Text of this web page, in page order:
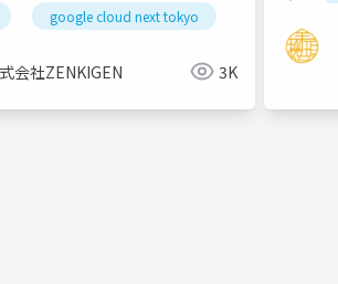
ダクト開発のリアル」
google cloud next tokyo
会社ZENKIGEN 3K